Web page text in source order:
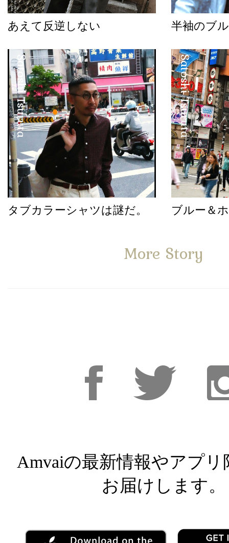
あえて反逆しない 半袖のブ
Satoshi Tsuruta
タブカラーシャツは謎だ。
Satoshi Tsuruta
ブルー＆
More Story
Amvaiの最新情報やアプリ
お届けします。